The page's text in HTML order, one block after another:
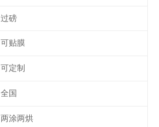
过磅
可贴膜
可定制
全国
两涂两烘